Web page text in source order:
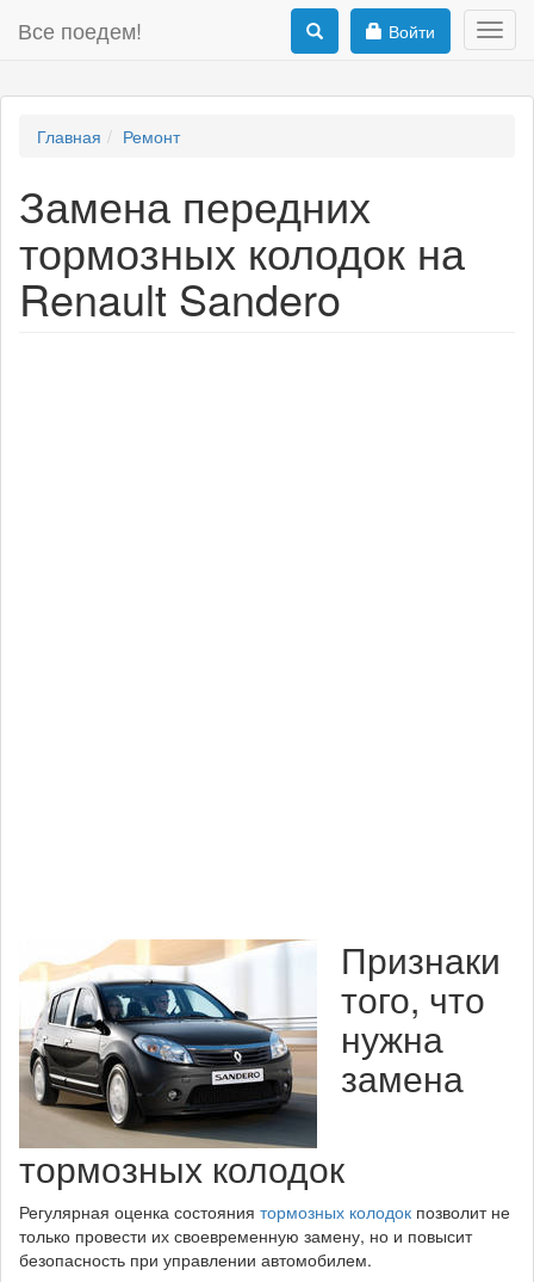
Все поедем! Войти
Главная Ремонт
Замена передних
тормозных колодок на
Renault Sandero
Признаки
того, что
нужна
замена
тормозных колодок
Регулярная оценка состояния тормозных колодок позволит не
только провести их своевременную замену, но и повысит
безопасность при управлении автомобилем.